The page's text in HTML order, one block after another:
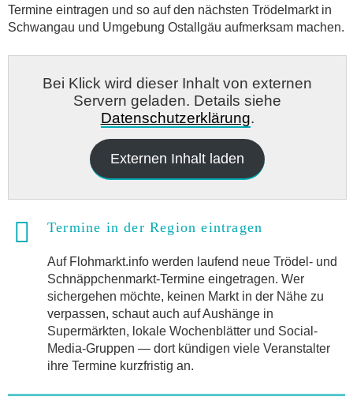
Termine eintragen und so auf den nächsten Trödelmarkt in
Schwangau und Umgebung Ostallgäu aufmerksam machen.
Bei Klick wird dieser Inhalt von externen
Servern geladen. Details siehe
Datenschutzerklärung.
Externen Inhalt laden
Termine in der Region eintragen
Auf Flohmarkt.info werden laufend neue Trödel- und
Schnäppchenmarkt-Termine eingetragen. Wer
sichergehen möchte, keinen Markt in der Nähe zu
verpassen, schaut auch auf Aushänge in
Supermärkten, lokale Wochenblätter und Social-
Media-Gruppen — dort kündigen viele Veranstalter
ihre Termine kurzfristig an.